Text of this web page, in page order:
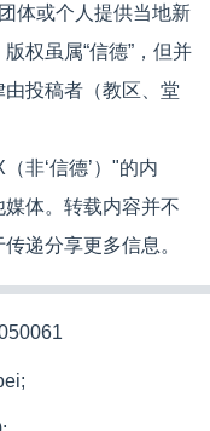
体或个人提供当地新
权虽属“信德”，但并
投稿者（教区、堂
非‘信德’）"的内
体。转载内容并不
递分享更多信息。